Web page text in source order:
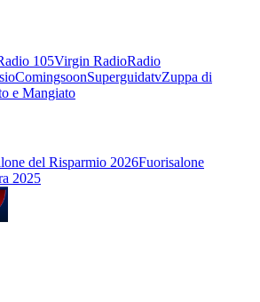
105Virgin RadioRadio
ComingsoonSuperguidatvZuppa di
e Mangiato
del Risparmio 2026Fuorisalone
2025